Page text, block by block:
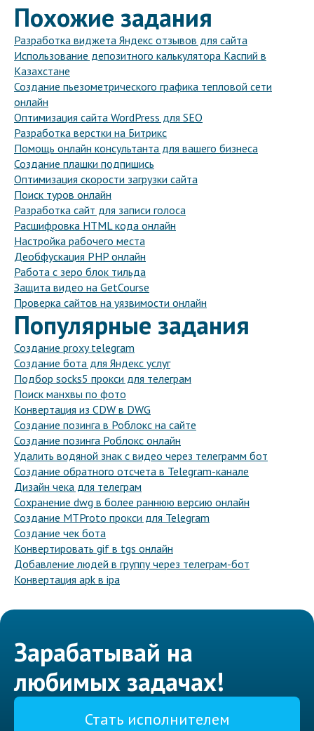
Похожие задания
Разработка виджета Яндекс отзывов для сайта
Использование депозитного калькулятора Каспий в
Казахстане
Создание пьезометрического графика тепловой сети
онлайн
Оптимизация сайта WordPress для SEO
Разработка верстки на Битрикс
Помощь онлайн консультанта для вашего бизнеса
Создание плашки подпишись
Оптимизация скорости загрузки сайта
Поиск туров онлайн
Разработка сайт для записи голоса
Расшифровка HTML кода онлайн
Настройка рабочего места
Деобфускация PHP онлайн
Работа с зеро блок тильда
Защита видео на GetCourse
Проверка сайтов на уязвимости онлайн
Популярные задания
Создание proxy telegram
Создание бота для Яндекс услуг
Подбор socks5 прокси для телеграм
Поиск манхвы по фото
Конвертация из CDW в DWG
Создание позинга в Роблокс на сайте
Создание позинга Роблокс онлайн
Удалить водяной знак с видео через телеграмм бот
Создание обратного отсчета в Telegram-канале
Дизайн чека для телеграм
Сохранение dwg в более раннюю версию онлайн
Создание MTProto прокси для Telegram
Создание чек бота
Конвертировать gif в tgs онлайн
Добавление людей в группу через телеграм-бот
Конвертация apk в ipa
Зарабатывай на
любимых задачах!
Стать исполнителем